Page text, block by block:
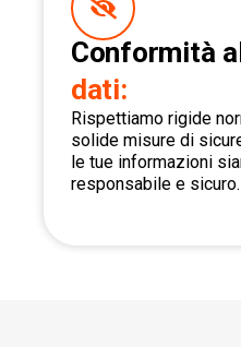
Conformità
dati:
Rispettiamo rigide
solide misure di
le tue informazioni
responsabile e sicuro.